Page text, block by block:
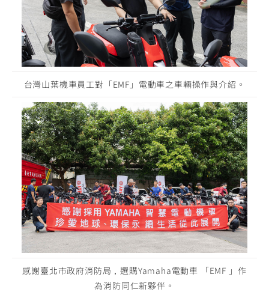
台灣山葉機車員工對「EMF」電動車之車輛操作與介紹。
感謝臺北市政府消防局，選購Yamaha電動車 「EMF 」作
為消防同仁新夥伴。